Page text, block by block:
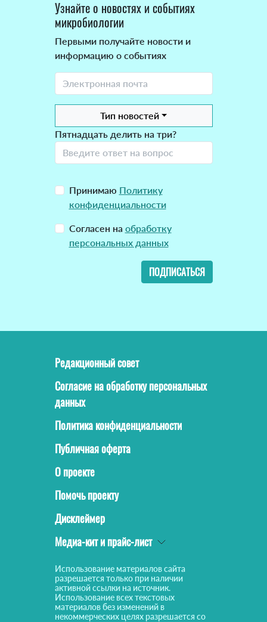
Узнайте о новостях и событиях
микробиологии
Первыми получайте новости и
информацию о событиях
Тип новостей
Пятнадцать делить на три?
Принимаю Политику
конфиденциальности
Согласен на обработку
персональных данных
ПОДПИСАТЬСЯ
Редакционный совет
Согласие на обработку персональных
данных
Политика конфиденциальности
Публичная оферта
О проекте
Помочь проекту
Дисклеймер
Медиа-кит и прайс-лист
Использование материалов сайта
разрешается только при наличии
активной ссылки на источник.
Использование всех текстовых
материалов без изменений в
некоммерческих целях разрешается со